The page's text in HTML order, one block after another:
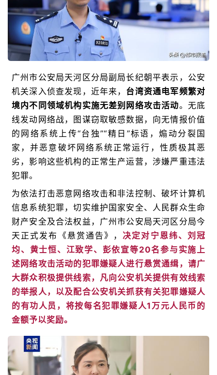
广州市公安局天河区分局副局长纪朝平表示，公安
机关深入侦查发现，近年来， 台湾资通电军频繁对
境内不同领域机构实施无差别网络攻击活动。无底
线发动网络战，图谋窃取敏感数据，向无情报价值
的网络系统上传“台独”“精日”标语，煽动分裂国
家，并恶意破坏网络系统正常运行，性质极其恶
劣，影响这些机构的正常生产运营，涉嫌严重违法
犯罪。
为依法打击恶意网络攻击和非法控制、破坏计算机
信息系统犯罪，切实维护国家安全、人民群众生命
财产安全及合法权益，广州市公安局天河区分局今
天正式发布《悬赏通告》，决定对宁恩纬、刘冠
均、黄士恒、江致学、彭依宣等20名参与实施上
述网络攻击活动的犯罪嫌疑人进行悬赏通缉，请广
大群众积极提供线索，凡向公安机关提供有效线索
的举报人，以及配合公安机关抓获有关犯罪嫌疑人
的有功人员，将按每名犯罪嫌疑人1万元人民币的
金额予以奖励。